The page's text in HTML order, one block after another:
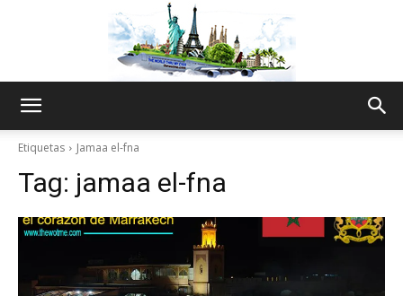
Thru
Etiquetas Jamaa el-fna
Tag: jamaa el-fna